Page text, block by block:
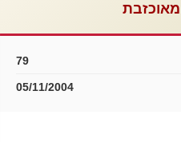
מאוכזבת
79
05/11/2004